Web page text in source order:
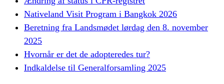
Nativeland Visit Program i Bangkok 2026
Beretning fra Landsmødet lørdag den 8. november
2025
Hvornår er det de adopteredes tur?
Indkaldelse til Generalforsamling 2025